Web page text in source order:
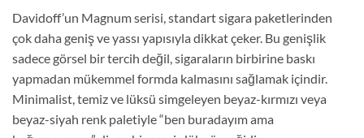
Davidoff’un Magnum serisi, standart sigara paketlerinden
çok daha geniş ve yassı yapısıyla dikkat çeker. Bu genişlik
sadece görsel bir tercih değil, sigaraların birbirine baskı
yapmadan mükemmel formda kalmasını sağlamak içindir.
Minimalist, temiz ve lüksü simgeleyen beyaz-kırmızı veya
beyaz-siyah renk paletiyle “ben buradayım ama